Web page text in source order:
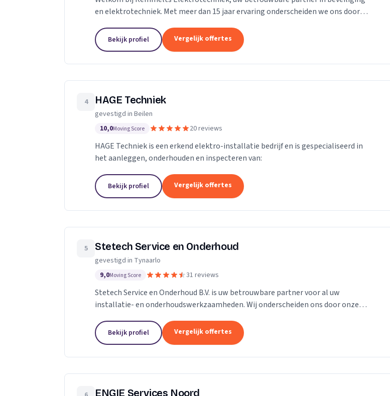
en elektrotechniek. Met meer dan 15 jaar ervaring onderscheiden we ons door
Bekijk profiel Vergelijk offertes
4 HAGE Techniek
gevestigd in Beilen
10,0Moving Score 20 reviews
HAGE Techniek is een erkend elektro-installatie bedrijf en is gespecialiseerd in
het aanleggen, onderhouden en inspecteren van:
Bekijk profiel Vergelijk offertes
5 Stetech Service en Onderhoud
gevestigd in Tynaarlo
9,0Moving Score 31 reviews
Stetech Service en Onderhoud B.V. is uw betrouwbare partner voor al uw
installatie- en onderhoudswerkzaamheden. Wij onderscheiden ons door onze
Bekijk profiel Vergelijk offertes
ENGIE Services Noord